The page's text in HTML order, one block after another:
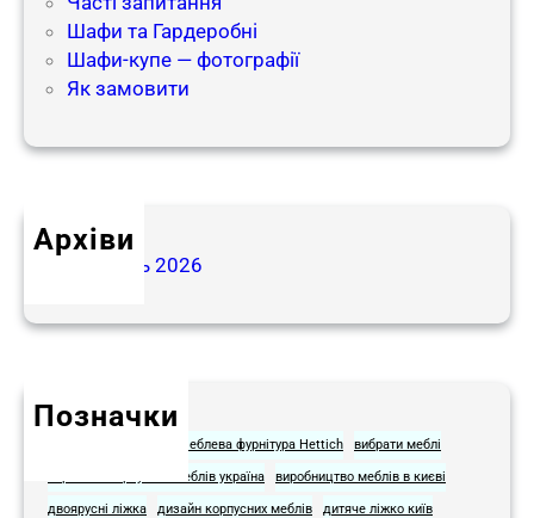
Шафи та Гардеробні
Шафи-купе — фотографії
Як замовити
Архіви
Травень 2026
Позначки
Меблева фурнітура Hettich вибрати меблі
виробник корпусних меблів україна виробництво меблів в києві
двоярусні ліжка дизайн корпусних меблів дитяче ліжко київ